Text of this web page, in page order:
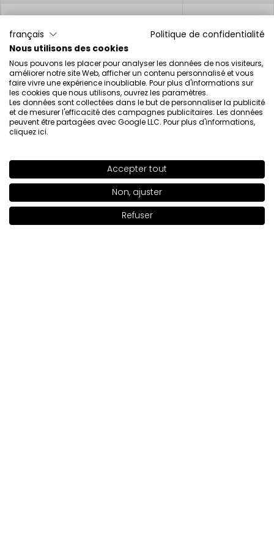
>
+17
Ajouter au panier | 19.00€
Crayon contour des lèvres SOFT PRECISION
12.50€ 3.13€
Huile à lèvres
23.00€
La beauté inspirée par la science
Newsletter
français
Politique de confidentialité
Nous utilisons des cookies
Nous pouvons les placer pour analyser les données de nos visiteurs,
améliorer notre site Web, afficher un contenu personnalisé et vous
faire vivre une expérience inoubliable. Pour plus d'informations sur
les cookies que nous utilisons, ouvrez les paramètres.
Les données sont collectées dans le but de personnaliser la publicité
et de mesurer l'efficacité des campagnes publicitaires. Les données
peuvent être partagées avec Google LLC. Pour plus d'informations,
cliquez ici.
Accepter tout
Non, ajuster
Refuser